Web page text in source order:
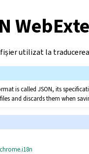
utilizat la
is called JSON, its
and discards them when